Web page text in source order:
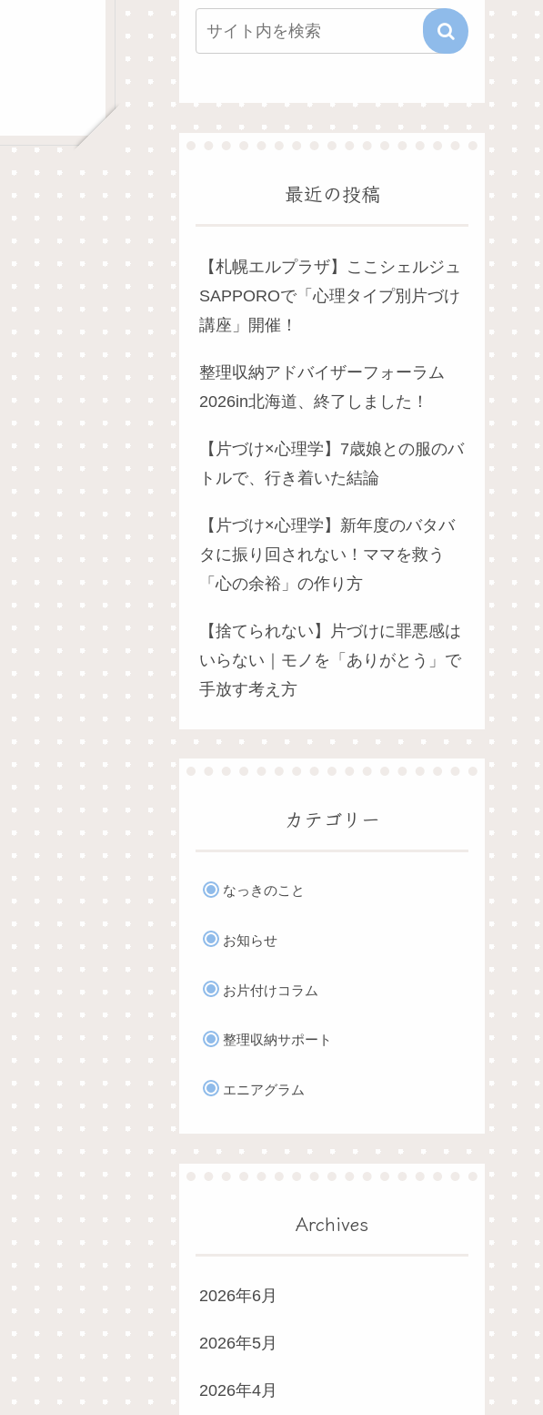
最近の投稿
【札幌エルプラザ】ここシェルジュ
SAPPOROで「心理タイプ別片づけ
講座」開催！
整理収納アドバイザーフォーラム
2026in北海道、終了しました！
【片づけ×心理学】7歳娘との服のバ
トルで、行き着いた結論
【片づけ×心理学】新年度のバタバ
タに振り回されない！ママを救う
「心の余裕」の作り方
【捨てられない】片づけに罪悪感は
いらない｜モノを「ありがとう」で
手放す考え方
カテゴリー
なっきのこと
お知らせ
お片付けコラム
整理収納サポート
エニアグラム
Archives
2026年6月
2026年5月
2026年4月